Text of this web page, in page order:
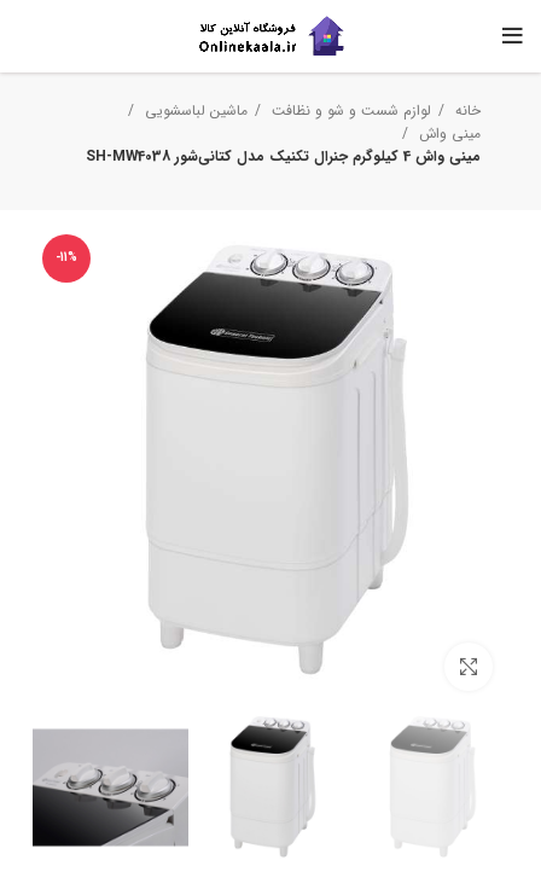
خانه لوازم شست و شو و نظافت
ماشین لباسشویی
مینی واش
مینی‌ واش 4 کیلوگرم جنرال تکنیک مدل کتانی‌شور SH-MW4038
-11%
برای بزرگنمایی کلیک کنید